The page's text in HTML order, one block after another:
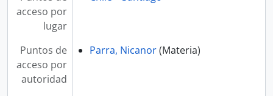
acceso por
lugar
Puntos de
acceso por
autoridad
Parra, Nicanor(Materia)